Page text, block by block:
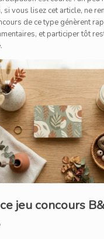
si vous lisez cet article, ne
de ce type génèrent
et participer tôt
jeu concours